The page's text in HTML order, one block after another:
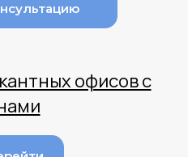
офисов с